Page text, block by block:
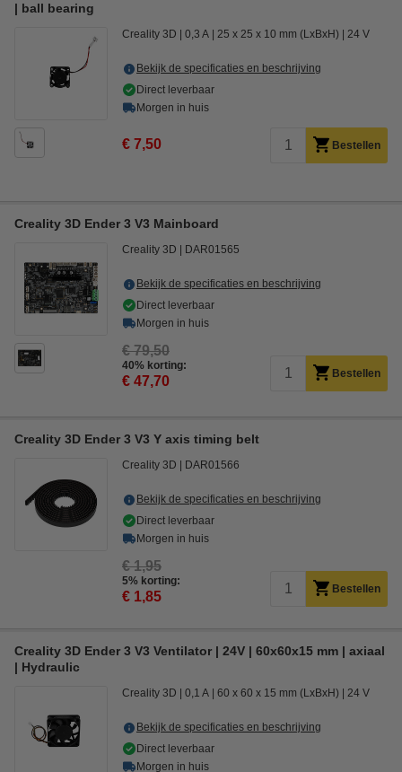
| ball bearing
Creality 3D 0,3 A 25 x 25 x 10 mm (LxBxH) 24 V
Bekijk de specificaties en beschrijving
Direct leverbaar
Morgen in huis
€ 7,50 Bestellen
Creality 3D Ender 3 V3 Mainboard
Creality 3D DAR01565
Bekijk de specificaties en beschrijving
Direct leverbaar
Morgen in huis
€ 79,50
40% korting:
€ 47,70 Bestellen
Creality 3D Ender 3 V3 Y axis timing belt
Creality 3D DAR01566
Bekijk de specificaties en beschrijving
Direct leverbaar
Morgen in huis
€ 1,95
5% korting:
€ 1,85 Bestellen
Creality 3D Ender 3 V3 Ventilator | 24V | 60x60x15 mm | axiaal
| Hydraulic
Creality 3D 0,1 A 60 x 60 x 15 mm (LxBxH) 24 V
Bekijk de specificaties en beschrijving
Direct leverbaar
Morgen in huis